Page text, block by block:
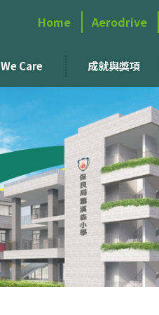
Home Aerodrive
We Care 成就與獎項